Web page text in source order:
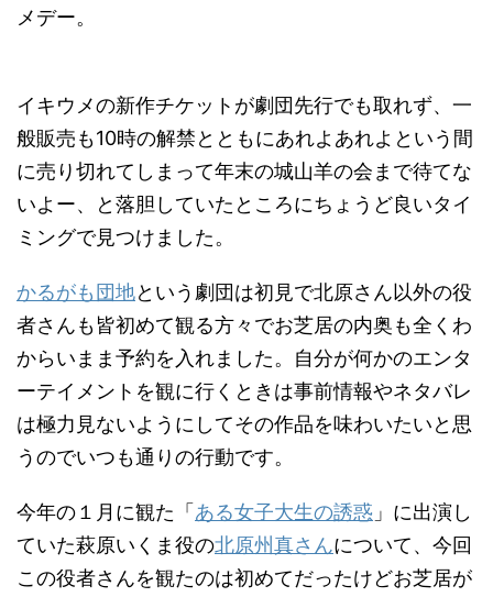
メデー。
イキウメの新作チケットが劇団先行でも取れず、一
般販売も10時の解禁とともにあれよあれよという間
に売り切れてしまって年末の城山羊の会まで待てな
いよー、と落胆していたところにちょうど良いタイ
ミングで見つけました。
かるがも団地という劇団は初見で北原さん以外の役
者さんも皆初めて観る方々でお芝居の内奥も全くわ
からいまま予約を入れました。自分が何かのエンタ
ーテイメントを観に行くときは事前情報やネタバレ
は極力見ないようにしてその作品を味わいたいと思
うのでいつも通りの行動です。
今年の１月に観た「ある女子大生の誘惑 」に出演し
ていた萩原いくま役の北原州真さんについて、今回
この役者さんを観たのは初めてだったけどお芝居が